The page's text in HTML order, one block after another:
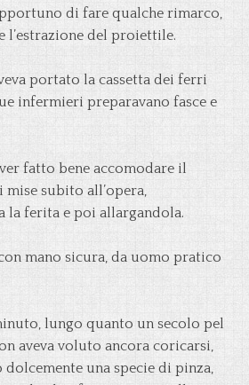
di fare qualche rimarco,
l’estrazione del proiettile.
portato la cassetta dei ferri
infermieri preparavano fasce e
fatto bene accomodare il
mise subito all’opera,
la ferita e poi allargandola.
mano sicura, da uomo pratico
lungo quanto un secolo pel
aveva voluto ancora coricarsi,
una specie di pinza,